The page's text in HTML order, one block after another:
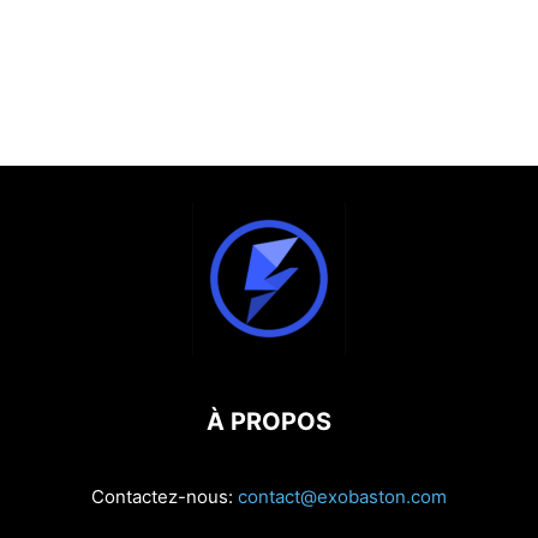
À PROPOS
Contactez-nous: contact@exobaston.com